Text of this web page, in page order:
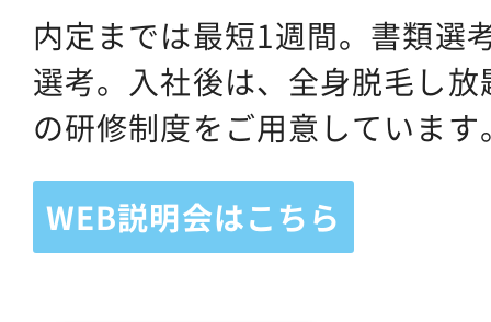
内定までは最短1週間。書類選
選考。入社後は、全身脱毛し
の研修制度をご用意しています
WEB説明会はこちら